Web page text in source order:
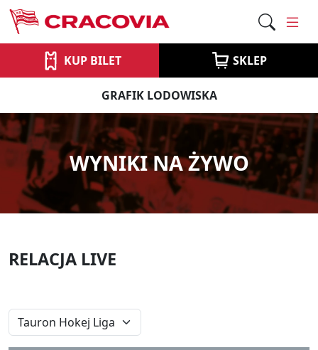
KUP BILET SKLEP
GRAFIK LODOWISKA
WYNIKI NA ŻYWO
RELACJA LIVE